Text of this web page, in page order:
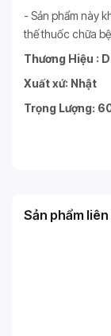
- Sản phẩm này
thế thuốc chữa
Thương Hiệu :
Xuất xứ: Nhật
Trọng Lượng:
Sản phẩm